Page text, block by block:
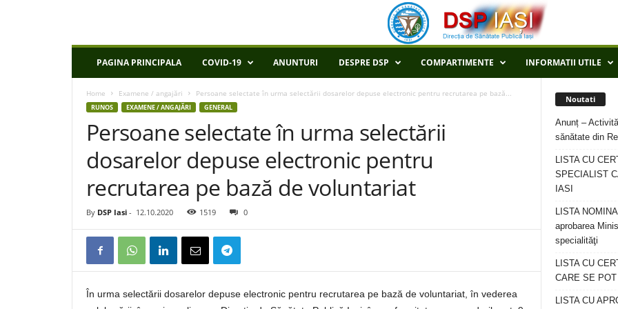
P
PAGINA PRINCIPALA COVID-19 ANUNTURI DESPRE DSP COMPARTIMENTE INFORMATII UTILE
Home Examene / angajări Persoane selectate în urma selectării dosarelor depuse electronic pentru recrutarea pe bază...
RUNOS EXAMENE / ANGAJĂRI GENERAL
Persoane selectate în urma selectării
dosarelor depuse electronic pentru
recrutarea pe bază de voluntariat
By DSP Iasi - 12.10.2020 1519 0
În urma selectării dosarelor depuse electronic pentru recrutarea pe bază de voluntariat, în vederea
Noutati
Anunț –
sănătate din
LISTA CU
SPECIALIST
IASI
LISTA
aprobarea
specialităţi
LISTA CU
CARE SE
LISTA CU